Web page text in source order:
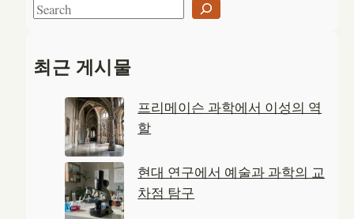
S
r
최근 게시물
프리메이슨 과학에서 이성의 역
할
현대 연구에서 예술과 과학의 교
차점 탐구